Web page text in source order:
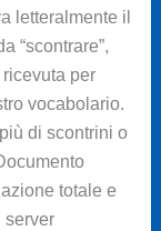
letteralmente il
“scontrare”,
per
vocabolario.
di scontrini o
totale e
server